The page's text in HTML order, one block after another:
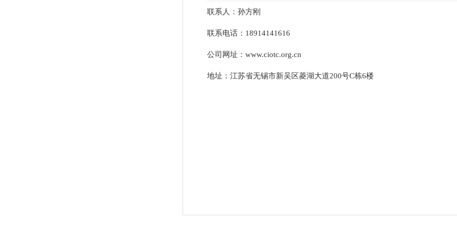
联系人：孙方刚
联系电话：18914141616
公司网址：www.ciotc.org.cn
地址：江苏省无锡市新吴区菱湖大道200号C栋6楼